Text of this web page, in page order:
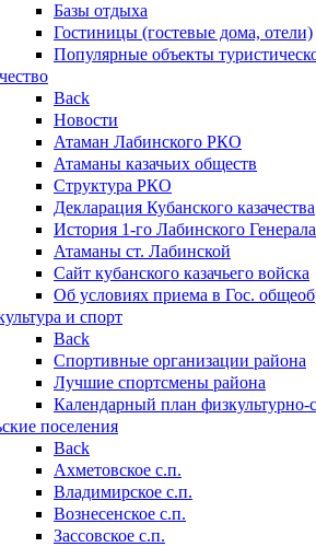
Базы отдыха
Гостиницы (гостевые дома, отели)
Популярные объекты
Back
Новости
Атаман Лабинского РКО
Атаманы казачьих обществ
Структура РКО
Декларация Кубанского казачества
История 1-го Лабинского
Атаманы ст. Лабинской
Cайт кубанского казачьего войска
Об условиях приема в Гос.
и спорт
Back
Спортивные организации района
Лучшие спортсмены района
Календарный план
поселения
Back
Ахметовское с.п.
Владимирское с.п.
Вознесенское с.п.
Зассовское с.п.